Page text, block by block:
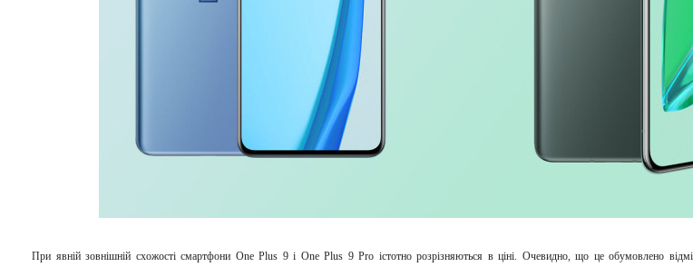
При явній зовнішній схожості смартфони One Plus 9 і One Plus 9 Pro істотно розрізняються в ціні. Очевидно, що це обумовлено